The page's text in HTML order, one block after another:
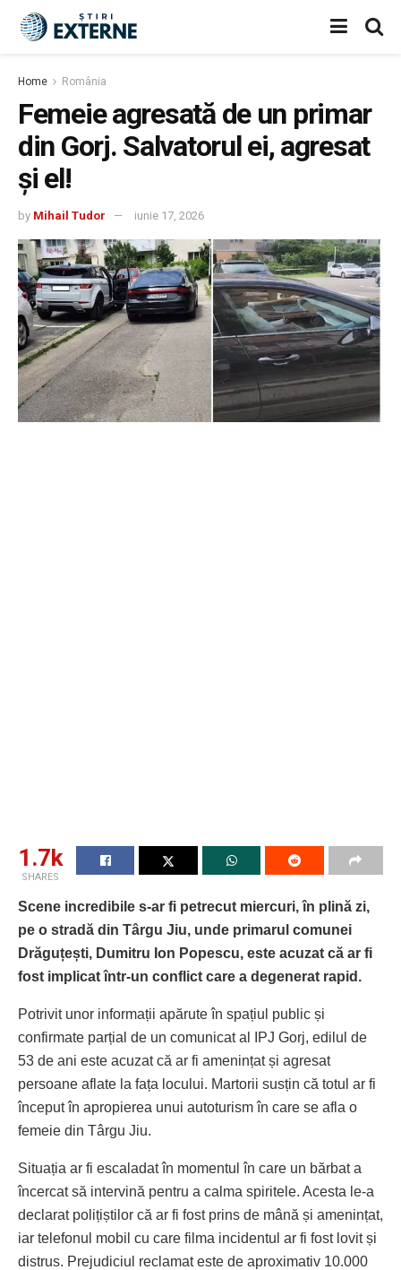
Home România
Femeie agresată de un primar
din Gorj. Salvatorul ei, agresat
și el!
by Mihail Tudor iunie 17, 2026
1.7k
SHARES
Scene incredibile s-ar fi petrecut miercuri, în plină zi,
pe o stradă din Târgu Jiu, unde primarul comunei
Drăguțești, Dumitru Ion Popescu, este acuzat că ar fi
fost implicat într-un conflict care a degenerat rapid.
Potrivit unor informații apărute în spațiul public și
confirmate parțial de un comunicat al IPJ Gorj, edilul de
53 de ani este acuzat că ar fi amenințat și agresat
persoane aflate la fața locului. Martorii susțin că totul ar fi
început în apropierea unui autoturism în care se afla o
femeie din Târgu Jiu.
Situația ar fi escaladat în momentul în care un bărbat a
încercat să intervină pentru a calma spiritele. Acesta le-a
declarat polițiștilor că ar fi fost prins de mână și amenințat,
iar telefonul mobil cu care filma incidentul ar fi fost lovit și
distrus. Prejudiciul reclamat este de aproximativ 10.000